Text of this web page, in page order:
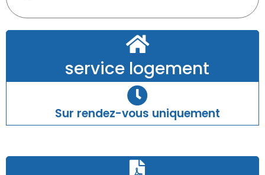
service logement
Sur rendez-vous uniquement